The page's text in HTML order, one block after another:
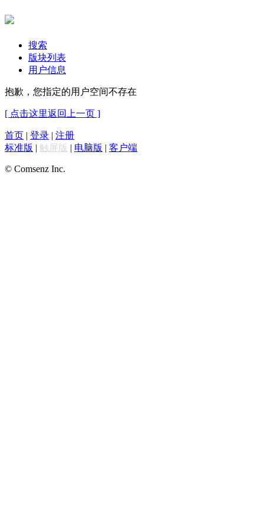
搜索
版块列表
用户信息
抱歉，您指定的用户空间不存在
[ 点击这里返回上一页 ]
首页 | 登录 | 注册
标准版 | 触屏版 | 电脑版 | 客户端
© Comsenz Inc.